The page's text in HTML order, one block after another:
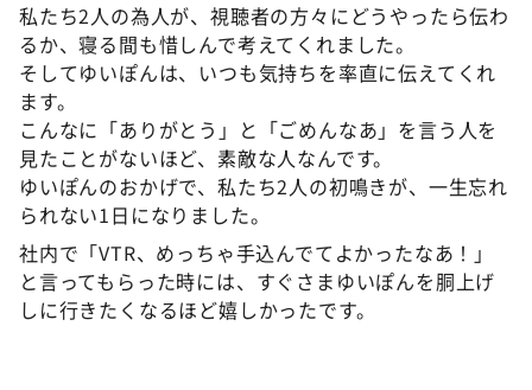
私たち2人の為人が、視聴者の方々にどうやったら伝わ
るか、寝る間も惜しんで考えてくれました。
そしてゆいぽんは、いつも気持ちを率直に伝えてくれ
ます。
こんなに「ありがとう」と「ごめんなあ」を言う人を
見たことがないほど、素敵な人なんです。
ゆいぽんのおかげで、私たち2人の初鳴きが、一生忘れ
られない1日になりました。
社内で「VTR、めっちゃ手込んでてよかったなあ！」
と言ってもらった時には、すぐさまゆいぽんを胴上げ
しに行きたくなるほど嬉しかったです。